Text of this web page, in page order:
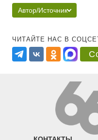
Автор/Источник
ЧИТАЙТЕ НАС В